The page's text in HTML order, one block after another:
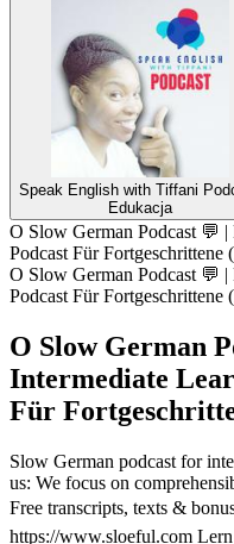
Speak English with Tiffani
Edukacja
O Slow German Podcast 💬 |
Podcast Für Fortgeschrittene
O Slow German Podcast 💬 |
Podcast Für Fortgeschrittene
O Slow German
Intermediate
Für
Slow German podcast for
us: We focus on
Free transcripts, texts &
https://www.sloeful.com